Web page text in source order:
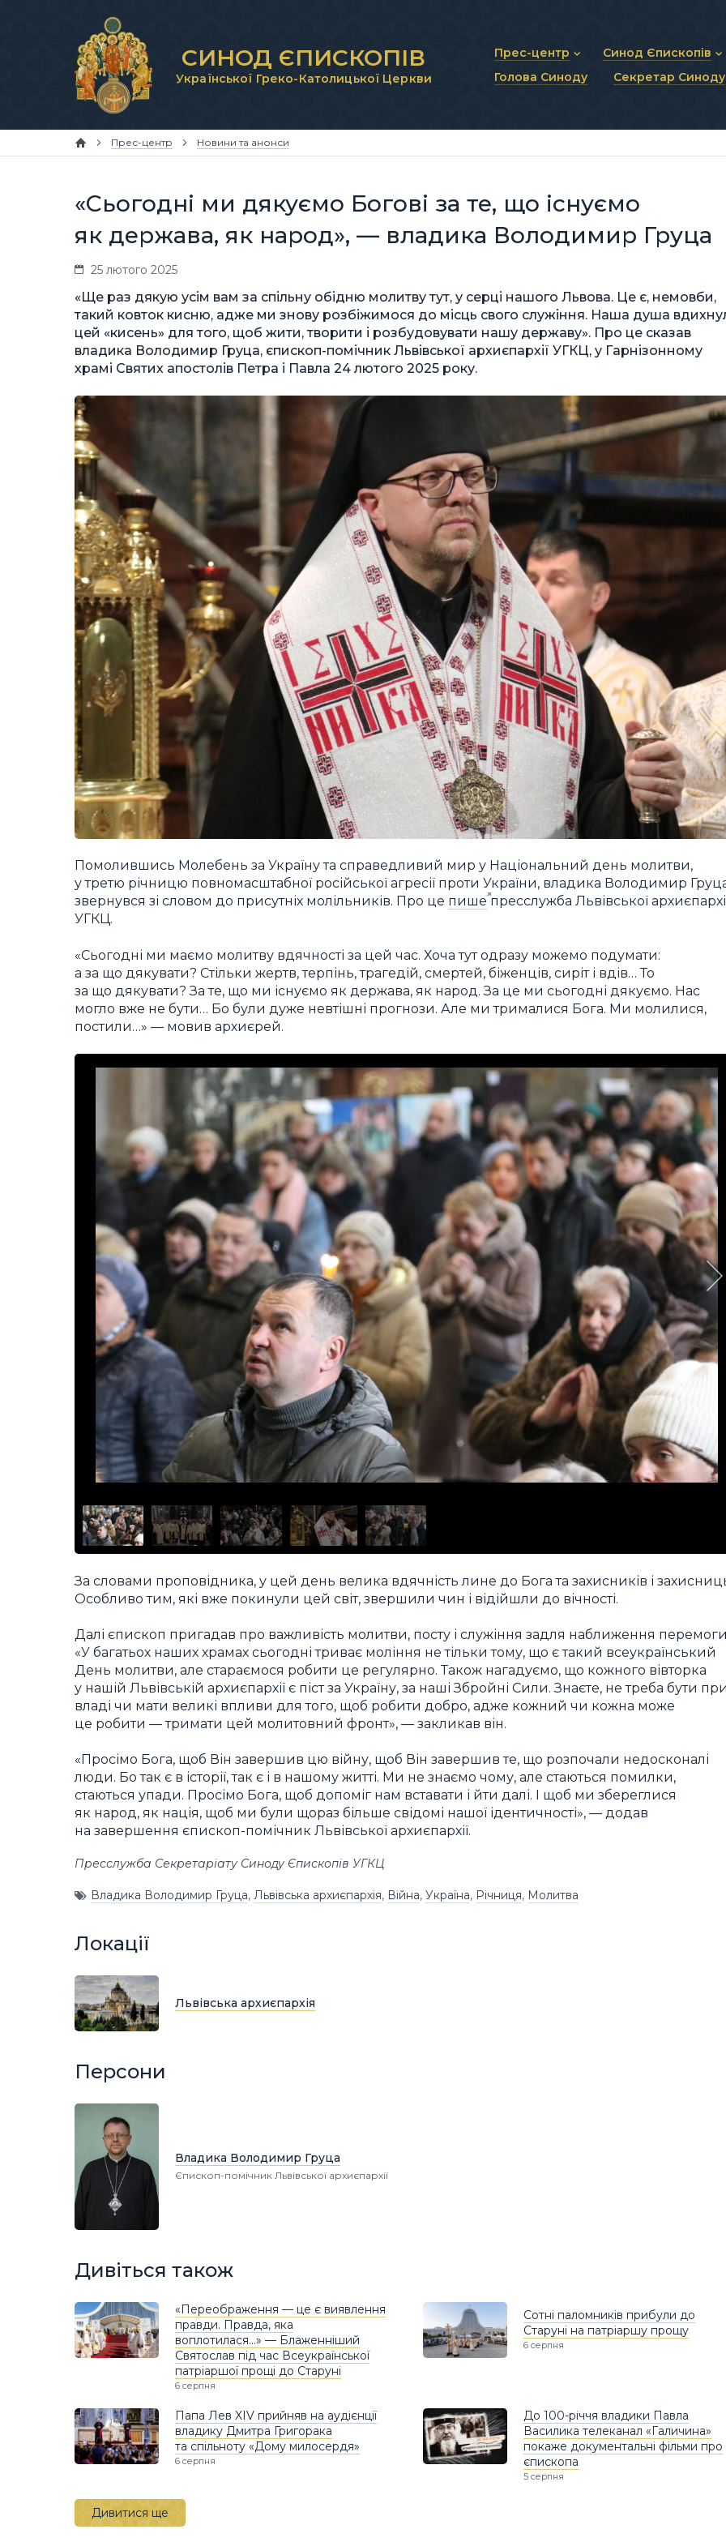
СИНОД ЄПИСКОПІВ
Української Греко-Католицької Церкви
Прес-центр
Новини та анонси
Синод Єпископів
Статут Синоду
Синодальні органи
Голова Синоду Секретар Синоду
Прес-центр Новини та анонси
«Сьогодні ми дякуємо Богові за те, що існуємо
як держава, як народ», — владика Володимир Груца
25 лютого 2025
«Ще раз дякую усім вам за спільну обідню молитву тут, у серці нашого Львова. Це є, немовби,
такий ковток кисню, адже ми знову розбіжимося до місць свого служіння. Наша душа
цей «кисень» для того, щоб жити, творити і розбудовувати нашу державу». Про це сказав
владика Володимир Груца, єпископ-помічник Львівської архиєпархії УГКЦ, у Гарнізонному
храмі Святих апостолів Петра і Павла 24 лютого 2025 року.
Помолившись Молебень за Україну та справедливий мир у Національний день молитви,
у третю річницю повномасштабної російської агресії проти України, владика Володимир
звернувся зі словом до присутніх молільників. Про це пишепресслужба Львівської
УГКЦ.
«Сьогодні ми маємо молитву вдячності за цей час. Хоча тут одразу можемо подумати:
а за що дякувати? Стільки жертв, терпінь, трагедій, смертей, біженців, сиріт і вдів… То
за що дякувати? За те, що ми існуємо як держава, як народ. За це ми сьогодні дякуємо. Нас
могло вже не бути… Бо були дуже невтішні прогнози. Але ми трималися Бога. Ми молилися,
постили…» — мовив архиєрей.
За словами проповідника, у цей день велика вдячність лине до Бога та захисників і
Особливо тим, які вже покинули цей світ, звершили чин і відійшли до вічності.
Далі єпископ пригадав про важливість молитви, посту і служіння задля наближення
«У багатьох наших храмах сьогодні триває моління не тільки тому, що є такий всеукраїнський
День молитви, але стараємося робити це регулярно. Також нагадуємо, що кожного вівторка
у нашій Львівській архиєпархії є піст за Україну, за наші Збройні Сили. Знаєте, не треба бути при
владі чи мати великі впливи для того, щоб робити добро, адже кожний чи кожна може
це робити — тримати цей молитовний фронт», — закликав він.
«Просімо Бога, щоб Він завершив цю війну, щоб Він завершив те, що розпочали недосконалі
люди. Бо так є в історії, так є і в нашому житті. Ми не знаємо чому, але стаються помилки,
стаються упади. Просімо Бога, щоб допоміг нам вставати і йти далі. І щоб ми збереглися
як народ, як нація, щоб ми були щораз більше свідомі нашої ідентичності», — додав
на завершення єпископ-помічник Львівської архиєпархії.
Пресслужба Секретаріату Синоду Єпископів УГКЦ
Владика Володимир Груца, Львівська архиєпархія, Війна, Україна, Річниця, Молитва
Локації
Львівська архиєпархія
Персони
Владика Володимир Груца
Єпископ-помічник Львівської архиєпархії
Дивіться також
«Переображення — це є виявлення
правди. Правда, яка
воплотилася…» — Блаженніший
Святослав під час Всеукраїнської
патріаршої прощі до Старуні
6 серпня
Сотні паломників прибули до
Старуні на патріаршу прощу
6 серпня
Папа Лев XIV прийняв на аудієнції
владику Дмитра Григорака
та спільноту «Дому милосердя»
6 серпня
До 100-річчя владики Павла
Василика телеканал «Галичина»
покаже документальні фільми про
єпископа
5 серпня
Дивитися ще